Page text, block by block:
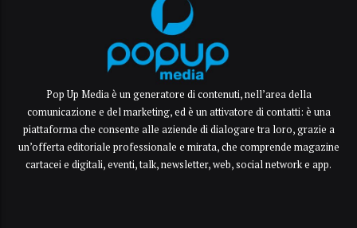
Pop Up Media è un generatore di contenuti, nell’area della
comunicazione e del marketing, ed è un attivatore di contatti: è una
piattaforma che consente alle aziende di dialogare tra loro, grazie a
un’offerta editoriale professionale e mirata, che comprende magazine
cartacei e digitali, eventi, talk, newsletter, web, social network e app.